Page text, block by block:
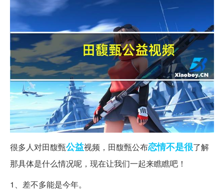
很多人对田馥甄公益视频，田馥甄公布恋情不是很了解
那具体是什么情况呢，现在让我们一起来瞧瞧吧！
1、差不多能是今年。